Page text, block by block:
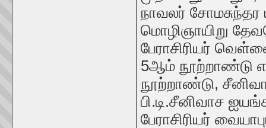
நாவலர் சோமசுந்தர
மொழிஞாயிறு
பேராசிரியர்
5ஆம் நூற்றாண்டு
நூற்றாண்டு,
பி.டி.சீனிவாச
பேராசிரியர்